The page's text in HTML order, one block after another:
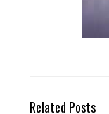
Related Posts